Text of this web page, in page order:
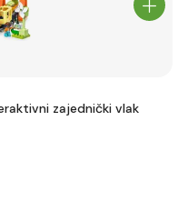
zajednički vlak